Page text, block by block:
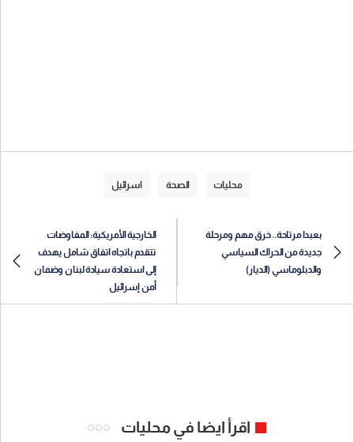
محليات الصحة اسرائيل
بعبدا مرتاحة.. خرق مهم ومرحلة
جديدة من الحراك السياسي
والدبلوماسي (الديار)
الخارجية الأمريكية: المفاوضات
تتقدم باتجاه اتفاق شامل يهدف
إلى استعادة سيادة لبنان وضمان
أمن إسرائيل
اقرأ ايضا في محليات